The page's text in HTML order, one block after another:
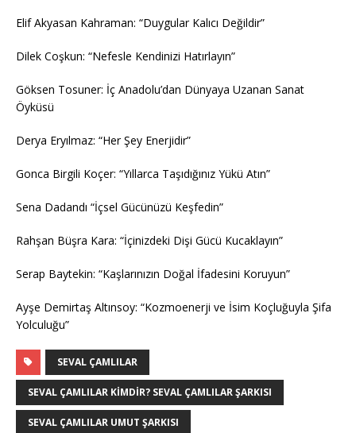
Elif Akyasan Kahraman: “Duygular Kalıcı Değildir”
Dilek Coşkun: “Nefesle Kendinizi Hatırlayın”
Göksen Tosuner: İç Anadolu’dan Dünyaya Uzanan Sanat
Öyküsü
Derya Eryılmaz: “Her Şey Enerjidir”
Gonca Birgili Koçer: “Yıllarca Taşıdığınız Yükü Atın”
Sena Dadandı “İçsel Gücünüzü Keşfedin”
Rahşan Büşra Kara: “İçinizdeki Dişi Gücü Kucaklayın”
Serap Baytekin: “Kaşlarınızın Doğal İfadesini Koruyun”
Ayşe Demirtaş Altınsoy: “Kozmoenerji ve İsim Koçluğuyla Şifa
Yolculuğu”
SEVAL ÇAMLILAR
SEVAL ÇAMLILAR KIMDIR? SEVAL ÇAMLILAR ŞARKISI
SEVAL ÇAMLILAR UMUT ŞARKISI